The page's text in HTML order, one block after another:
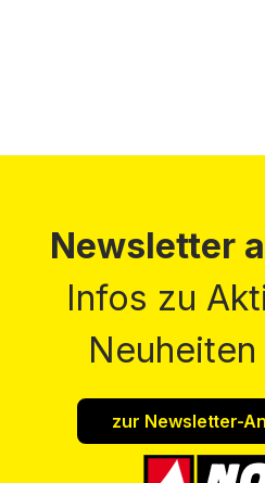
Newsletter
Infos zu
zur Newsletter-